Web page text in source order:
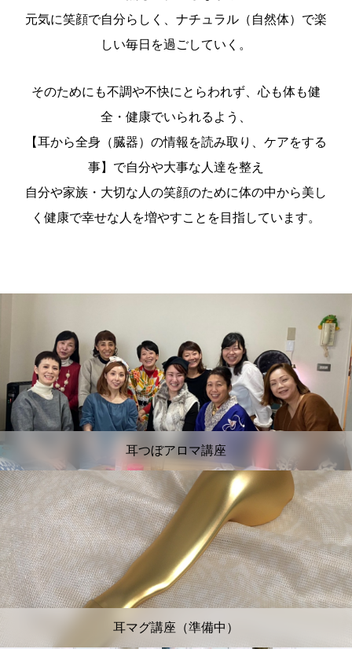
元気に笑顔で自分らしく、ナチュラル（自然体）で楽
しい毎日を過ごしていく。
そのためにも不調や不快にとらわれず、心も体も健
全・健康でいられるよう、
【耳から全身（臓器）の情報を読み取り、ケアをする
事】で自分や大事な人達を整え
自分や家族・大切な人の笑顔のために体の中から美し
く健康で幸せな人を増やすことを目指しています。
耳つぼアロマ講座
耳マグ講座（準備中）